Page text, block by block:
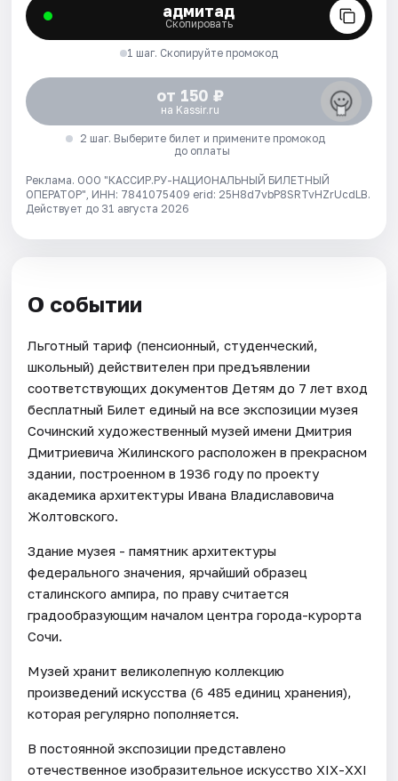
адмитад
Скопировать
1 шаг. Скопируйте промокод
от 150 ₽
на Kassir.ru
2 шаг. Выберите билет и примените промокод
до оплаты
Реклама. ООО "КАССИР.РУ-НАЦИОНАЛЬНЫЙ БИЛЕТНЫЙ
ОПЕРАТОР", ИНН: 7841075409 erid: 25H8d7vbP8SRTvHZrUcdLB.
Действует до 31 августа 2026
О событии
Льготный тариф (пенсионный, студенческий,
школьный) действителен при предъявлении
соответствующих документов Детям до 7 лет вход
бесплатный Билет единый на все экспозиции музея
Сочинский художественный музей имени Дмитрия
Дмитриевича Жилинского расположен в прекрасном
здании, построенном в 1936 году по проекту
академика архитектуры Ивана Владиславовича
Жолтовского.
Здание музея - памятник архитектуры
федерального значения, ярчайший образец
сталинского ампира, по праву считается
градообразующим началом центра города-курорта
Сочи.
Музей хранит великолепную коллекцию
произведений искусства (6 485 единиц хранения),
которая регулярно пополняется.
В постоянной экспозиции представлено
отечественное изобразительное искусство ХIХ-ХХI